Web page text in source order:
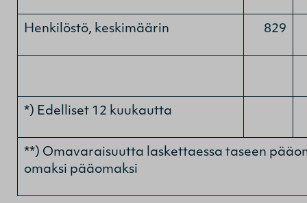
Henkilöstö, keskimäärin 829
*) Edelliset 12 kuukautta
**) Omavaraisuutta laskettaessa taseen
omaksi pääomaksi